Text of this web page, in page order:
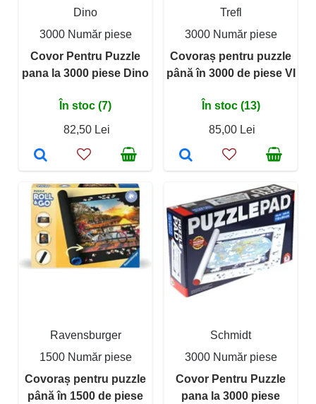
Dino
3000 Număr piese
Covor Pentru Puzzle
pana la 3000 piese Dino
În stoc (7)
82,50 Lei
Trefl
3000 Număr piese
Covoraș pentru puzzle
până în 3000 de piese VI
În stoc (13)
85,00 Lei
Ravensburger
1500 Număr piese
Covoraș pentru puzzle
până în 1500 de piese
Schmidt
3000 Număr piese
Covor Pentru Puzzle
pana la 3000 piese